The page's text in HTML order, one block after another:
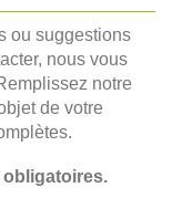
ou suggestions
nous vous
notre
de votre